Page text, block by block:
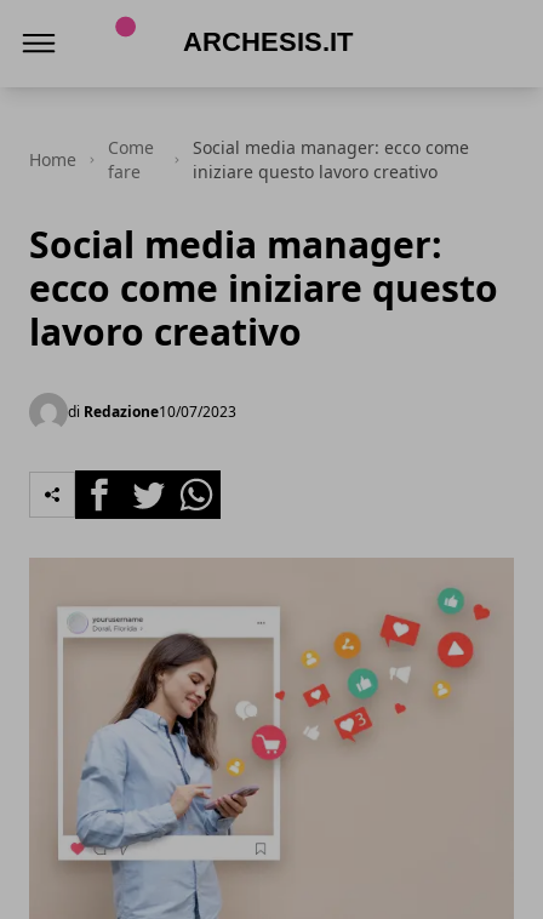
Home
Come
fare
Social media manager: ecco come
iniziare questo lavoro creativo
Social media manager:
ecco come iniziare questo
lavoro creativo
di Redazione10/07/2023
FacebookTwitterWhatsapp